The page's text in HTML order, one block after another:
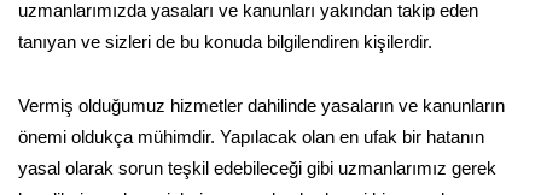
uzmanlarımızda yasaları ve kanunları yakından takip eden
tanıyan ve sizleri de bu konuda bilgilendiren kişilerdir.
Vermiş olduğumuz hizmetler dahilinde yasaların ve kanunların
önemi oldukça mühimdir. Yapılacak olan en ufak bir hatanın
yasal olarak sorun teşkil edebileceği gibi uzmanlarımız gerek